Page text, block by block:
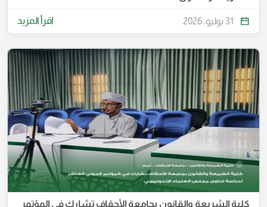
31 يوليو، 2026 اقرأ المزيد
كلية الشريعة والقانون بجامعة الأحقاف تشارك في المؤتمر